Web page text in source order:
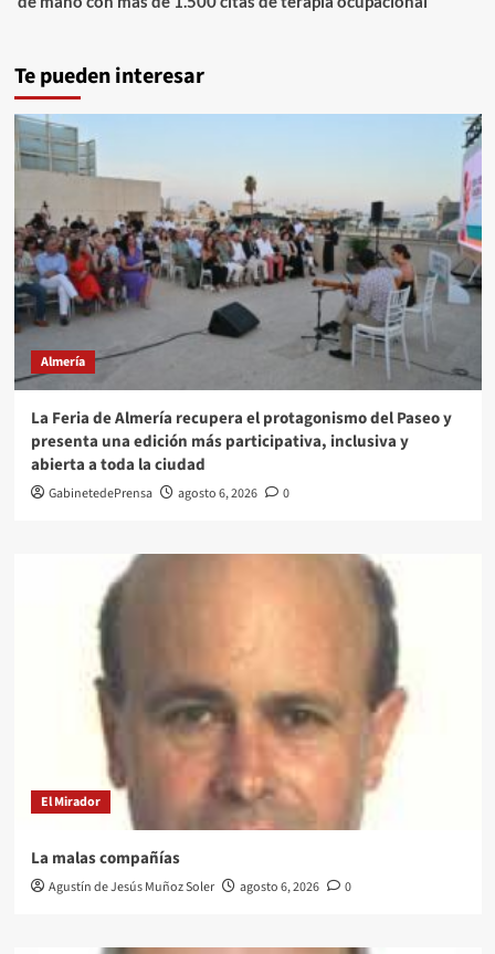
Te pueden interesar
Almería
La Feria de Almería recupera el protagonismo del Paseo y
presenta una edición más participativa, inclusiva y
abierta a toda la ciudad
GabinetedePrensa agosto 6, 2026 0
El Mirador
La malas compañías
Agustín de Jesús Muñoz Soler agosto 6, 2026 0